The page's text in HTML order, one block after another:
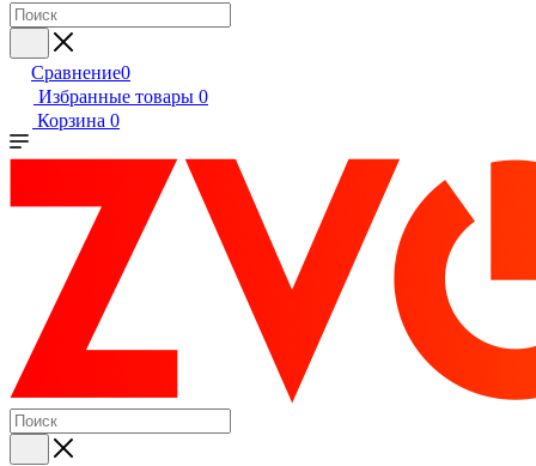
Сравнение0
Избранные товары 0
Корзина 0